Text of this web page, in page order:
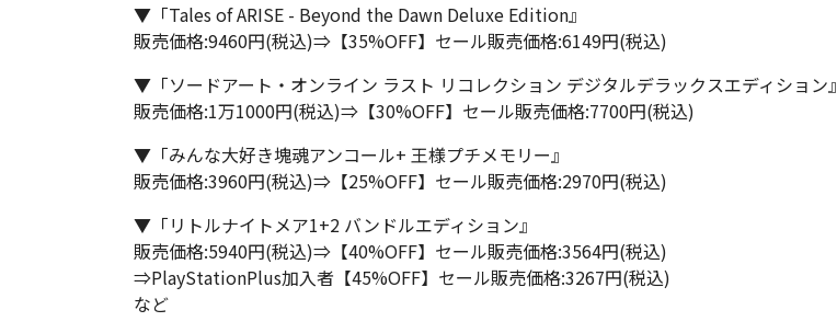
▼「Tales of ARISE - Beyond the Dawn Deluxe Edition』
販売価格:9460円(税込)⇒【35%OFF】セール販売価格:6149円(税込)
▼「ソードアート・オンライン ラスト リコレクション デジタルデラックスエディション』
販売価格:1万1000円(税込)⇒【30%OFF】セール販売価格:7700円(税込)
▼「みんな大好き塊魂アンコール+ 王様プチメモリー』
販売価格:3960円(税込)⇒【25%OFF】セール販売価格:2970円(税込)
▼「リトルナイトメア1+2 バンドルエディション』
販売価格:5940円(税込)⇒【40%OFF】セール販売価格:3564円(税込)
⇒PlayStationPlus加入者【45%OFF】セール販売価格:3267円(税込)
など